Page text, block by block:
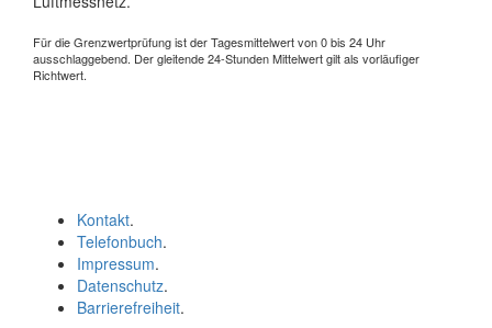
Für die Grenzwertprüfung ist der Tagesmittelwert von 0 bis 24 Uhr
ausschlaggebend. Der gleitende 24-Stunden Mittelwert gilt als vorläufiger
Richtwert.
Kontakt.
Telefonbuch.
Impressum.
Datenschutz.
Barrierefreiheit.